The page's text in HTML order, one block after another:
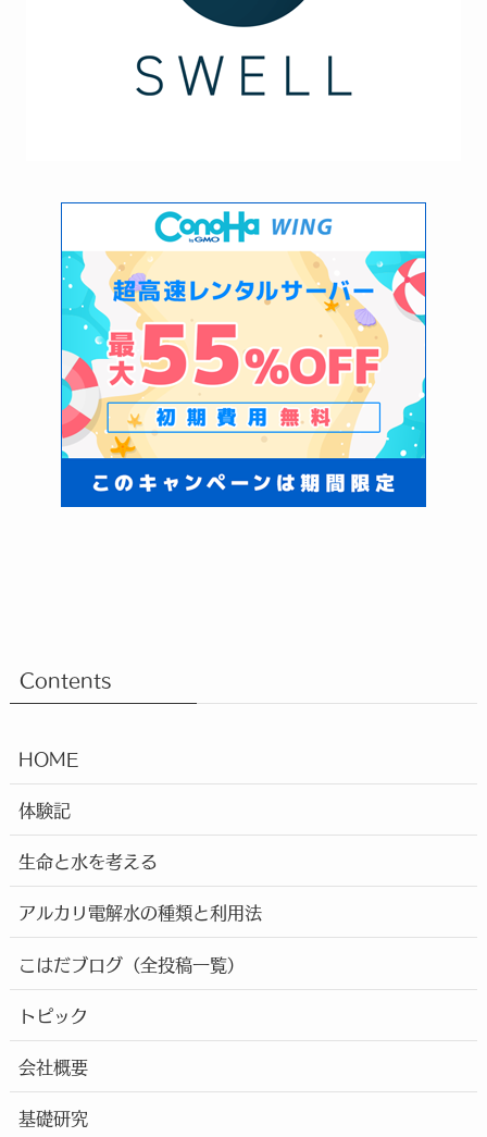
Contents
HOME
体験記
生命と水を考える
アルカリ電解水の種類と利用法
こはだブログ（全投稿一覧）
トピック
会社概要
基礎研究